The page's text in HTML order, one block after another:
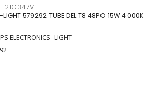
LIGHT 579292 TUBE DEL T8 48PO 15W 4 000K
ELECTRONICS -LIGHT